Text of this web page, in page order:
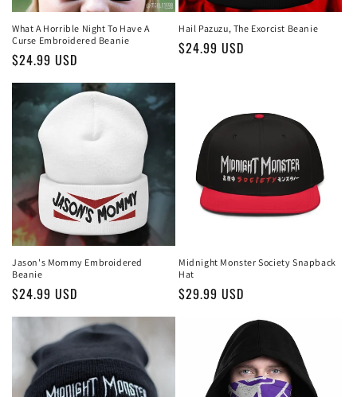
What A Horrible Night To Have A
Curse Embroidered Beanie
Обычная
цена
$24.99 USD
Hail Pazuzu, The Exorcist Beanie
Обычная
$24.99 USD
Jason's Mommy Embroidered
Beanie
Обычная
цена
$24.99 USD
Midnight Monster Society Snapback
Hat
Обычная
$29.99 USD